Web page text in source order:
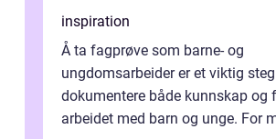
inspiration
Å ta fagprøve som barne- og
ungdomsarbeider er et viktig
dokumentere både kunnskap og
arbeidet med barn og unge. For